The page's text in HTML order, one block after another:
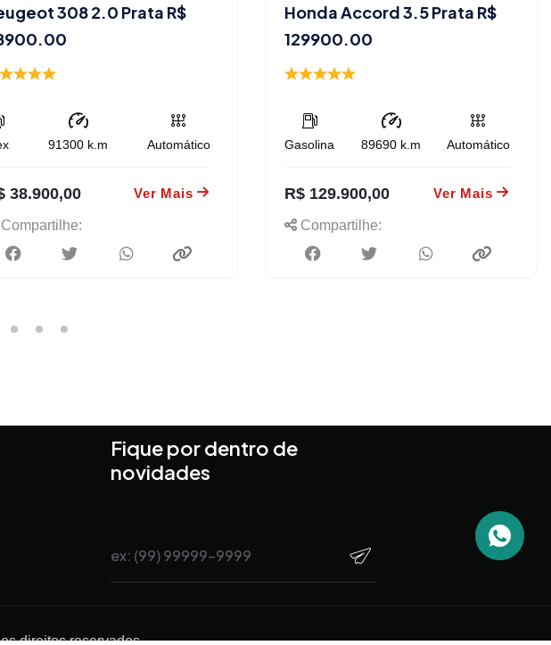
308 2.0 Prata R$
91300 k.m Automático
38.900,00 Ver Mais
Compartilhe:
Honda Accord 3.5 Prata R$
129900.00
Gasolina 89690k.m Automático
R$ 129.900,00 Ver Mais
Compartilhe:
Fique por dentro de
novidades
direitos reservados.